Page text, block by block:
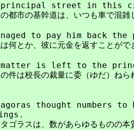
street in this
基幹道は、いつも車で混雑
to pay him back
、彼に元金を返すことがで
is left to the
長の裁量に委（ゆだ）ねら
thought numbers
スは、数があらゆるものの本質